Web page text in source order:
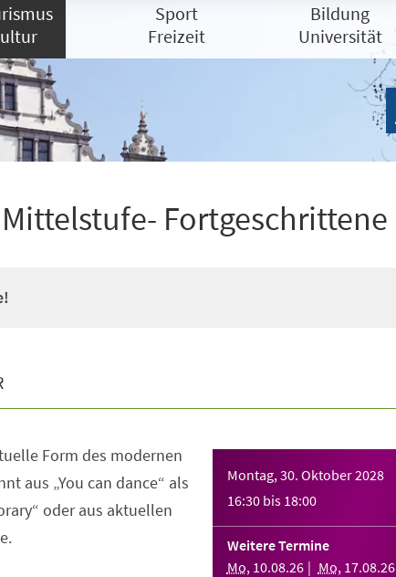
Sport
Freizeit
Bildung
Universität
Fortgeschrittene
Montag, 30. Oktober 2028
16:30 bis 18:00
Weitere Termine
Mo, 10.08.26 Mo, 17.08.26
Form des modernen
aus „You can dance“ als
oder aus aktuellen